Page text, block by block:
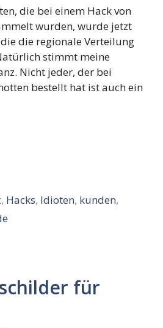
die bei einem Hack von
wurden, wurde jetzt
die regionale Verteilung
stimmt meine
Nicht jeder, der bei
bestellt hat ist auch ein
, Hacks, Idioten, kunden,
für